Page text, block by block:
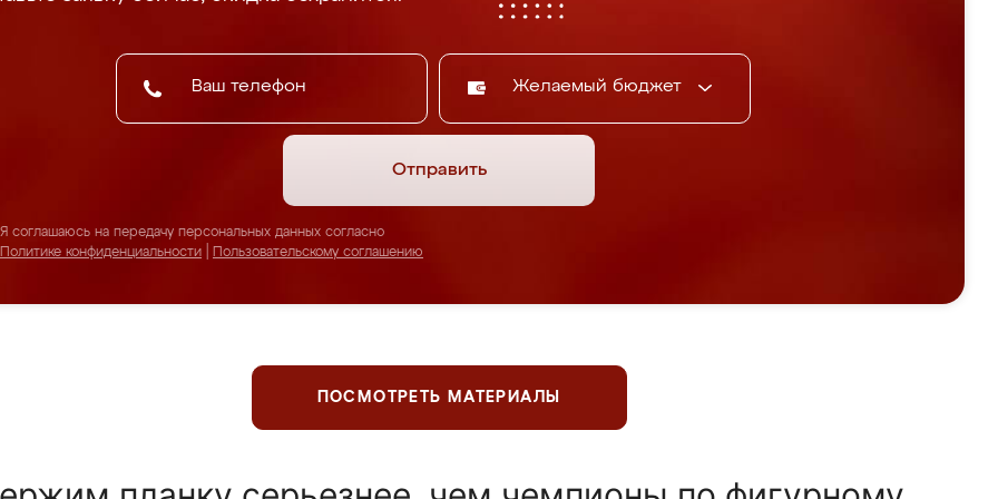
Желаемый бюджет
Отправить
Я соглашаюсь на передачу персональных данных согласно
Политике конфиденциальности
Пользовательскому соглашению
ПОСМОТРЕТЬ МАТЕРИАЛЫ